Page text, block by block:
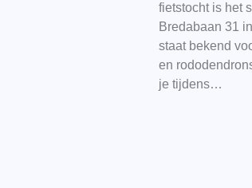
fietstocht is het
Bredabaan 31
staat bekend
en
je tijdens…